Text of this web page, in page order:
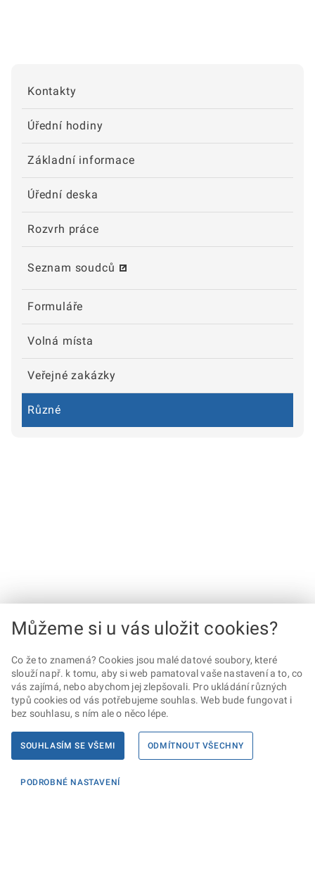
Kontakty
Úřední hodiny
Základní informace
Úřední deska
Rozvrh práce
Seznam soudců
Formuláře
Volná místa
Veřejné zakázky
Různé
Můžeme si u vás uložit cookies?
Co že to znamená? Cookies jsou malé datové soubory, které
slouží např. k tomu, aby si web pamatoval vaše nastavení a to, co
vás zajímá, nebo abychom jej zlepšovali. Pro ukládání různých
typů cookies od vás potřebujeme souhlas. Web bude fungovat i
bez souhlasu, s ním ale o něco lépe.
SOUHLASÍM SE VŠEMI ODMÍTNOUT VŠECHNY
PODROBNÉ NASTAVENÍ